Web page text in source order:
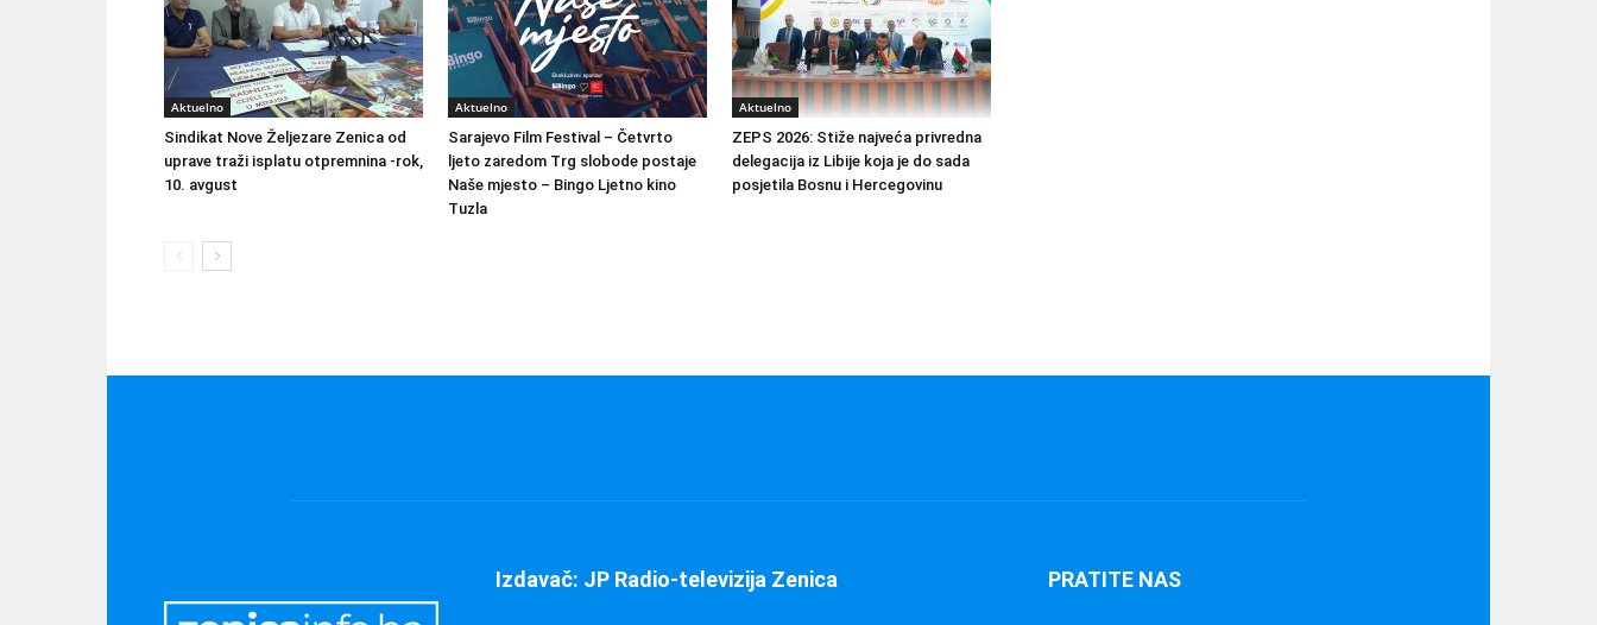
Aktuelno
Sindikat Nove Željezare Zenica od
uprave traži isplatu otpremnina -rok,
10. avgust
Aktuelno
Sarajevo Film Festival – Četvrto
ljeto zaredom Trg slobode postaje
Naše mjesto – Bingo Ljetno kino
Tuzla
Aktuelno
ZEPS 2026: Stiže najveća privredna
delegacija iz Libije koja je do sada
posjetila Bosnu i Hercegovinu
Izdavač: JP Radio-televizija Zenica PRATITE NAS